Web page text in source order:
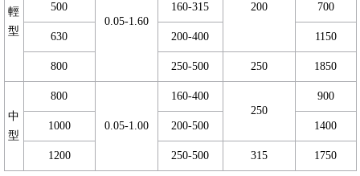
輕
型
0.05-1.60
200
500 160-315 700
630 200-400 1150
800 250-500 250 1850
中
型
800
0.05-1.00
160-400
250
900
1000 200-500 1400
1200 250-500 315 1750